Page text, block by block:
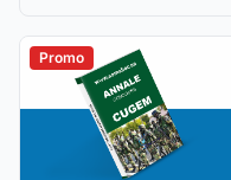
Promo